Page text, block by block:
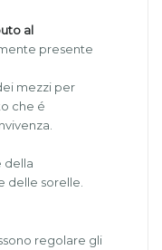
al
presente
mezzi per
che é
della
delle sorelle.
regolare gli